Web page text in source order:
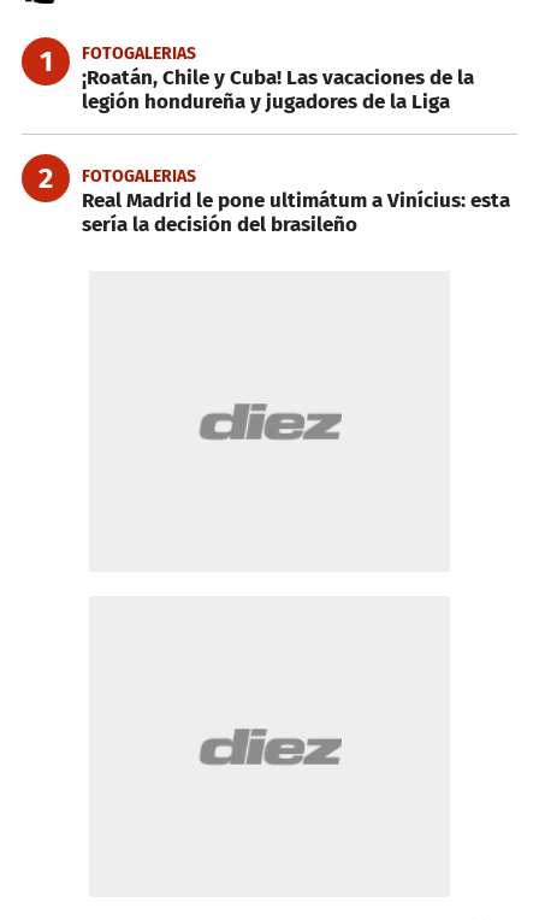
1 FOTOGALERIAS
¡Roatán, Chile y Cuba! Las vacaciones de la
legión hondureña y jugadores de la Liga
2 FOTOGALERIAS
Real Madrid le pone ultimátum a Vinícius: esta
sería la decisión del brasileño